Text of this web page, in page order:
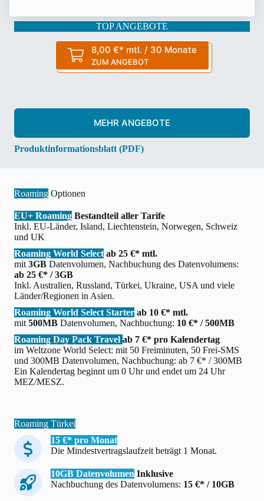
TOP ANGEBOTE
8,00 €* mtl. / 30 Monate
ZUM ANGEBOT
MEHR ANGEBOTE
Produktinformationsblatt (PDF)
Roaming Optionen
EU+ Roaming Bestandteil aller Tarife
Inkl. EU-Länder, Island, Liechtenstein, Norwegen, Schweiz
und UK
Roaming World Select ab 25 €* mtl.
mit 3GB Datenvolumen, Nachbuchung des Datenvolumens:
ab 25 €* / 3GB
Inkl. Australien, Russland, Türkei, Ukraine, USA und viele
Länder/Regionen in Asien.
Roaming World Select Starter ab 10 €* mtl.
mit 500MB Datenvolumen, Nachbuchung: 10 €* / 500MB
Roaming Day Pack Travel ab 7 €* pro Kalendertag
im Weltzone World Select: mit 50 Freiminuten, 50 Frei-SMS
und 300MB Datenvolumen, Nachbuchung: ab 7 €* / 300MB
Ein Kalendertag beginnt um 0 Uhr und endet um 24 Uhr
MEZ/MESZ.
Roaming Türkei
15 €* pro Monat
Die Mindestvertragslaufzeit beträgt 1 Monat.
10GB Datenvolumen Inklusive
Nachbuchung des Datenvolumens: 15 €* / 10GB